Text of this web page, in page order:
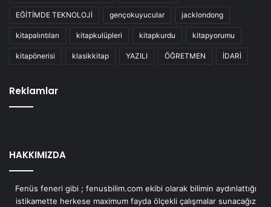
EĞİTİMDE TEKNOLOJİ gençokuyucular jacklondong
kitapalıntıları kitapkulüpleri kitapkurdu kitapyorumu
kitapönerisi klasikkitap YAZILI ÖĞRETMEN İDARİ
Reklamlar
HAKKIMIZDA
Fenüs feneri gibi ; fenusbilim.com ekibi olarak bilimin aydınlattığı
istikamette herkese maximum fayda ölçekli çalışmalar sunacağız